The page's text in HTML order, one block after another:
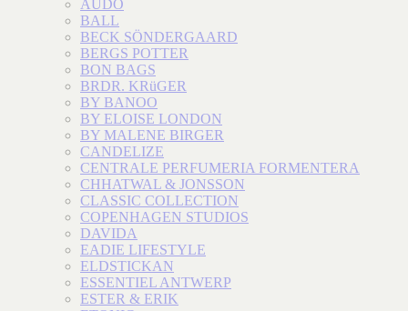
AUDO
BALL
BECK SÖNDERGAARD
BERGS POTTER
BON BAGS
BRDR. KRüGER
BY BANOO
BY ELOISE LONDON
BY MALENE BIRGER
CANDELIZE
CENTRALE PERFUMERIA FORMENTERA
CHHATWAL & JONSSON
CLASSIC COLLECTION
COPENHAGEN STUDIOS
DAVIDA
EADIE LIFESTYLE
ELDSTICKAN
ESSENTIEL ANTWERP
ESTER & ERIK